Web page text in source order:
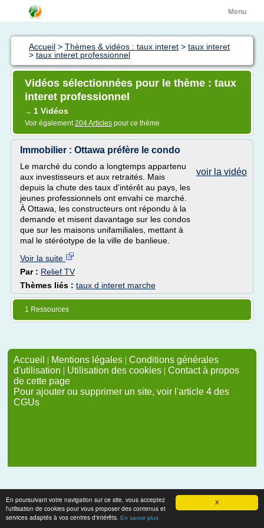
X
En poursuivant votre navigation sur ce site, vous acceptez
l'utilisation de cookies pour vous proposer des contenus et
services adaptés à vos centres d'intérêts. En savoir plus
Menu
Accueil > Thèmes & vidéos : taux interet > taux interet
> taux interet professionnel
Vidéos sélectionnées pour le thème : taux
interet professionnel
→ 1 Vidéos
Voir également204 Articles pour ce thème
Immobilier : Ottawa préfère le condo
voir la vidéo
Le marché du condo a longtemps appartenu
aux investisseurs et aux retraités. Mais
depuis la chute des taux d'intérêt au pays, les
jeunes professionnels ont envahi ce marché.
À Ottawa, les constructeurs ont répondu à la
demande et misent davantage sur les condos
que sur les maisons unifamiliales, mettant à
mal le stéréotype de la ville de banlieue.
Voir la suite
Par : Relief TV
Thèmes liés : taux d interet marche
1 Ressources
Accueil | Mentions légales | Conditions générales
d'utilisation | Utilisation des cookies | Contact à propos
de cette page
Pour ajouter ou supprimer un site, voir l'article 4 des
CGUs